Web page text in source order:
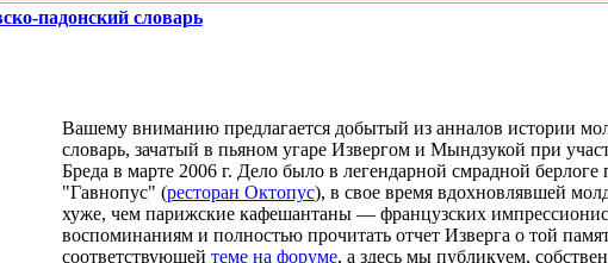
падонский словарь
Вашему вниманию предлагается добытый из анналов истории
словарь, зачатый в пьяном угаре Извергом и Мындзукой при
Бреда в марте 2006 г. Дело было в легендарной смрадной берлоге
"Гавнопус" (ресторан Октопус), в свое время вдохновлявшей
хуже, чем парижские кафешантаны — французских
воспоминаниям и полностью прочитать отчет Изверга о той
соответствующей теме на форуме, а здесь мы публикуем,